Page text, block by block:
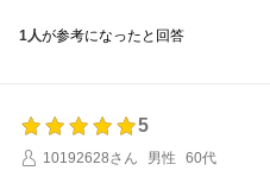
1人が参考になったと回答
5
10192628さん
男性 60代